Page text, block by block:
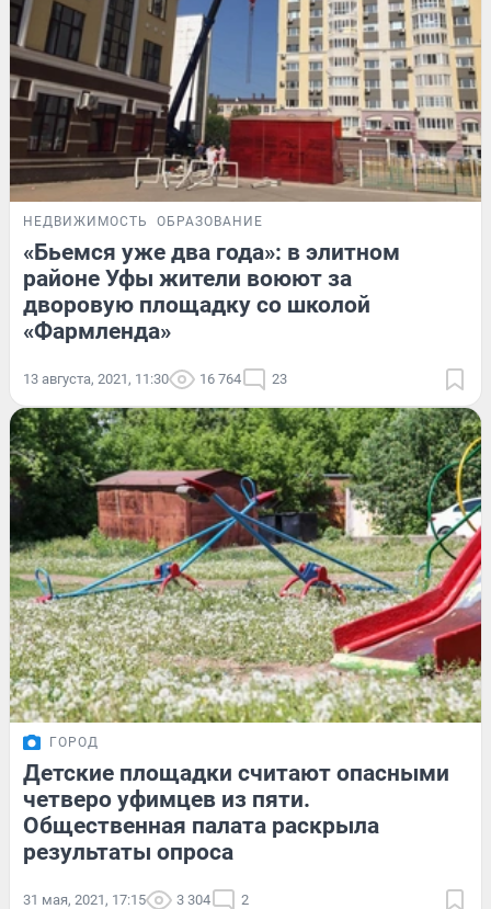
НЕДВИЖИМОСТЬ ОБРАЗОВАНИЕ
«Бьемся уже два года»: в элитном
районе Уфы жители воюют за
дворовую площадку со школой
«Фармленда»
13 августа, 2021, 11:30 16 764 23
ГОРОД
Детские площадки считают опасными
четверо уфимцев из пяти.
Общественная палата раскрыла
результаты опроса
31 мая, 2021, 17:15 3 304 2